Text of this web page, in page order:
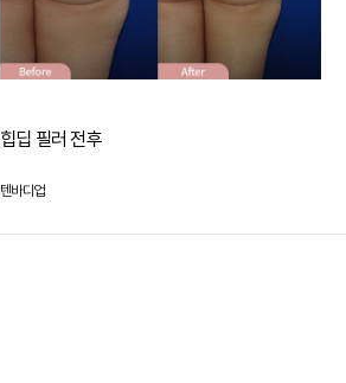
힙딥 필러 전후
텐바디업